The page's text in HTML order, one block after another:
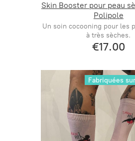
Skin Booster pour peau
Polipole
Un soin cocooning pour les
à très sèches.
€17.00
Fabriquées